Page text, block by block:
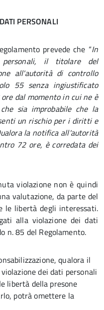
PERSONALI
prevede che “In
il titolare del
all'autorità di controllo
55 senza ingiustificato
dal momento in cui ne è
sia improbabile che la
un rischio per i diritti e
la notifica all'autorità
72 ore, è corredata dei
violazione non è quindi
valutazione, da parte del
libertà degli interessati.
alla violazione dei dati
n. 85 del Regolamento.
qualora il
dei dati personali
libertà della presone
potrà omettere la